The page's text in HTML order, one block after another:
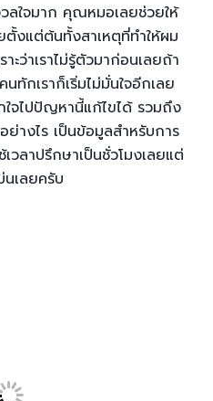
ลใจมาก คุณหมอเลยช่วยให้
งแต่ต้นทั้งสาเหตุที่ทำให้ผม
ะว่าเราไม่รู้ตัวมาก่อนเลยถ้า
กเราก็เริ่มไม่มั่นใจอีกเลย
ไปปัญหานี้แก้ไขได้ รวมถึง
างไร เป็นข้อมูลสำหรับการ
วลาปรึกษาเป็นชั่วโมงเลยแต่
นเลยครับ